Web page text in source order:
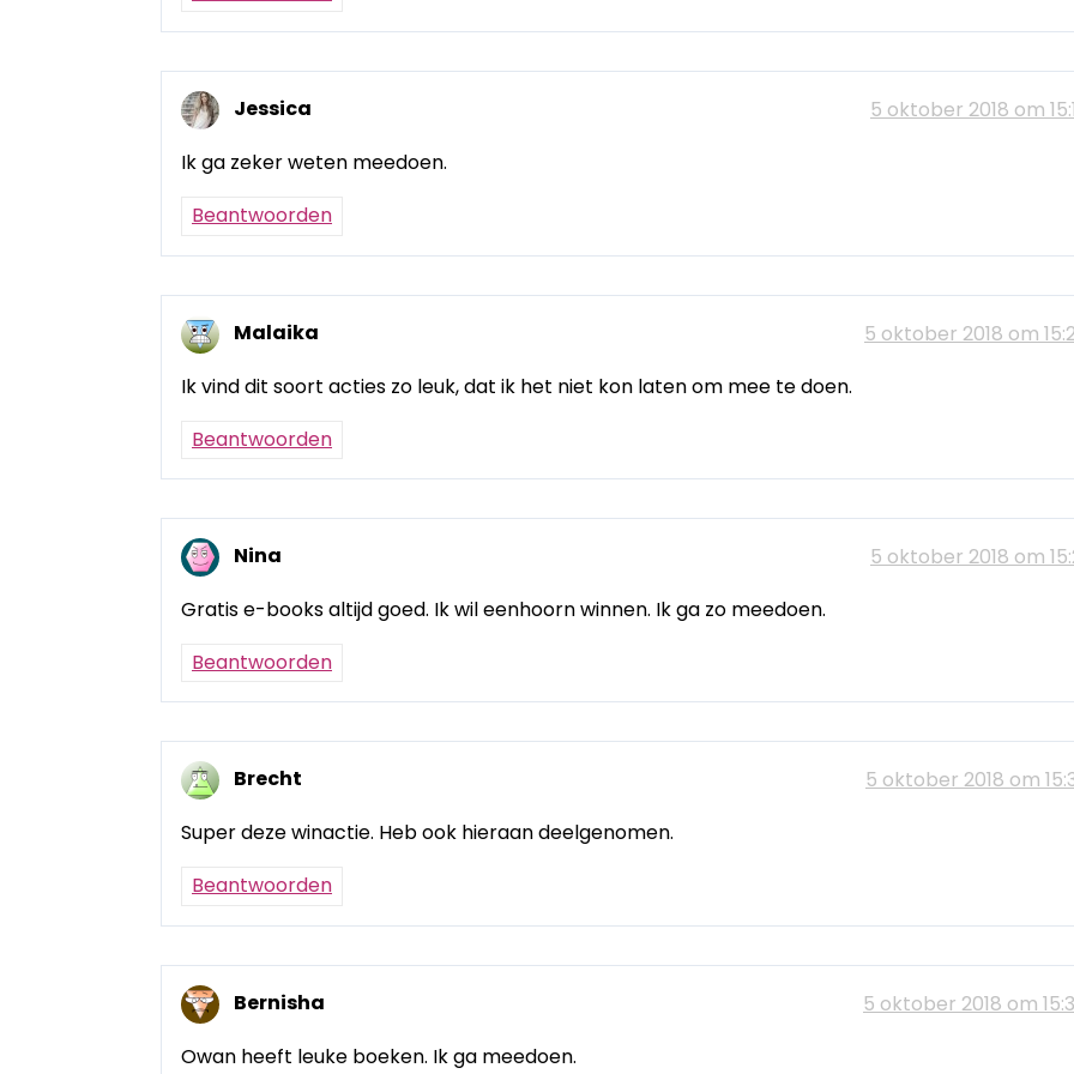
Jessica
5 oktober 2018 om
Ik ga zeker weten meedoen.
Beantwoorden
Malaika
5 oktober 2018 om
Ik vind dit soort acties zo leuk, dat ik het niet kon laten om mee te doen.
Beantwoorden
Nina
5 oktober 2018 om
Gratis e-books altijd goed. Ik wil eenhoorn winnen. Ik ga zo meedoen.
Beantwoorden
Brecht
5 oktober 2018 om
Super deze winactie. Heb ook hieraan deelgenomen.
Beantwoorden
Bernisha
5 oktober 2018 om
Owan heeft leuke boeken. Ik ga meedoen.